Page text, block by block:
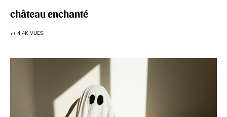
château enchanté
4,4K VUES